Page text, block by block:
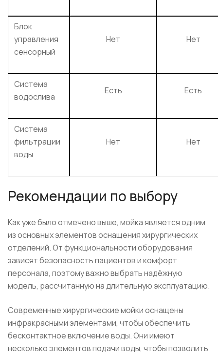
Блок
управления
сенсорный
Нет Нет
Система
водослива
Есть Есть
Система
фильтрации
воды
Нет Нет
Рекомендации по выбору
Как уже было отмечено выше, мойка является одним
из основных элементов оснащения хирургических
отделений. От функциональности оборудования
зависят безопасность пациентов и комфорт
персонала, поэтому важно выбрать надёжную
модель, рассчитанную на длительную эксплуатацию.
Современные хирургические мойки оснащены
инфракрасными элементами, чтобы обеспечить
бесконтактное включение воды. Они имеют
несколько элементов подачи воды, чтобы позволить